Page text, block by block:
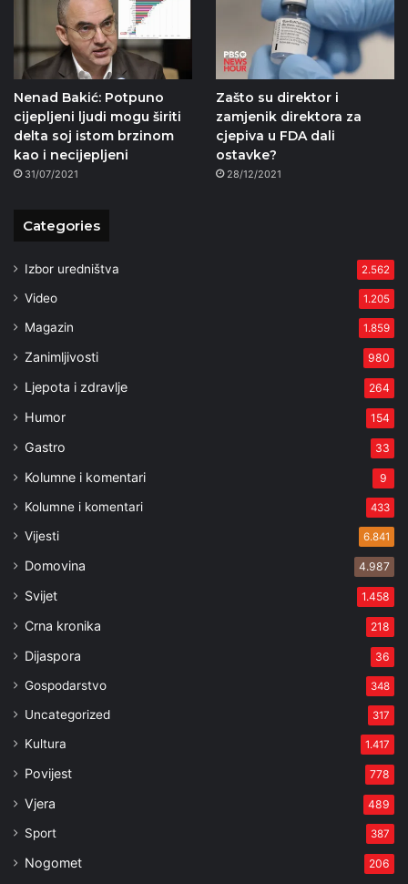
Nenad Bakić: Potpuno
cijepljeni ljudi mogu širiti
delta soj istom brzinom
kao i necijepljeni
31/07/2021
Zašto su direktor i
zamjenik direktora za
cjepiva u FDA dali
ostavke?
28/12/2021
Categories
Izbor uredništva 2.562
Video 1.205
Magazin 1.859
Zanimljivosti 980
Ljepota i zdravlje 264
Humor 154
Gastro 33
Kolumne i komentari 9
Kolumne i komentari 433
Vijesti 6.841
Domovina 4.987
Svijet 1.458
Crna kronika 218
Dijaspora 36
Gospodarstvo 348
Uncategorized 317
Kultura 1.417
Povijest 778
Vjera 489
Sport 387
Nogomet 206